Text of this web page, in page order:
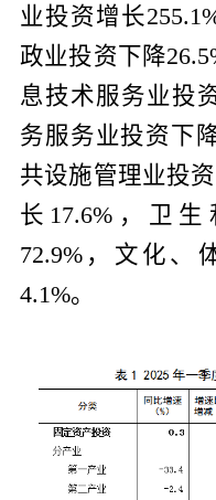
业投资增长
政业投资下降
息技术服务业投
务服务业投资下
共设施管理业投
长 17.6% ，卫
72.9%，文化、
4.1%。